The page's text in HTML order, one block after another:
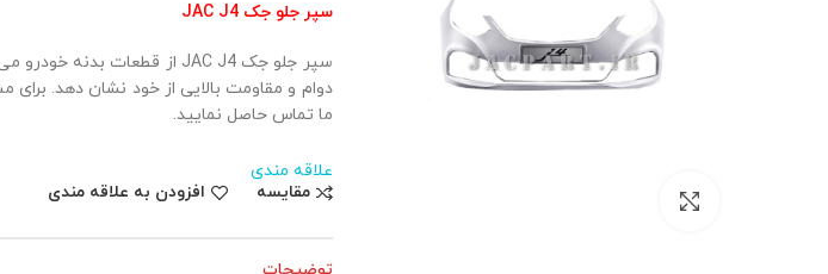
سپر جلو جک JAC J4
ما تماس حاصل نمایید.
علاقه مندی
مقایسه
افزودن به علاقه مندی